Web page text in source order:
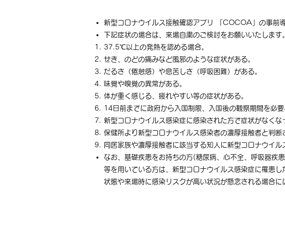
新型コロナウイルス接触確認アプリ 「COCOA」の事前
下記症状の場合は、来場自粛のご検討をお願いいたします。​
37.5℃以上の発熱を認める場合。
せき、のどの痛みなど風邪のような症状がある。
だるさ（倦怠感）や息苦しさ（呼吸困難）がある。
味覚や嗅覚の異常がある。
体が重く感じる、疲れやすい等の症状がある。
14日前までに政府から入国制限、入国後の観察期間を必
新型コロナウイルス感染症に感染された方で症状がなく
保健所より新型コロナウイルス感染者の濃厚接触者と判断
同居家族や濃厚接触者に該当する知人に新型コロナウイル
なお、基礎疾患をお持ちの方(糖尿病、心不全、呼吸器
等を用いている方は、新型コロナウイルス感染症に罹患
状態や来場時に感染リスクが高い状況が懸念される場合に